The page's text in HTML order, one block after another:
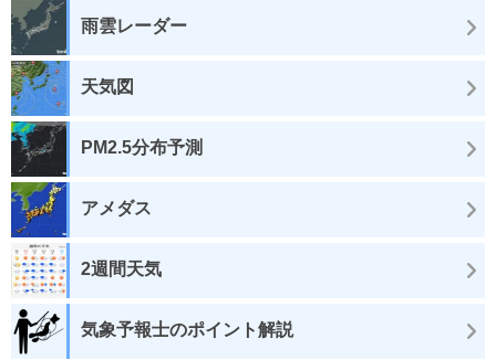
雨雲レーダー
天気図
PM2.5分布予測
アメダス
2週間天気
気象予報士のポイント解説